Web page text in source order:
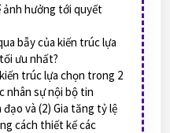
ảnh hưởng tới quyết
bẫy của kiến trúc lựa
ưu nhất?
trúc lựa chọn trong 2
nhân sự nội bộ tin
và (2) Gia tăng tỷ lệ
cách thiết kế các